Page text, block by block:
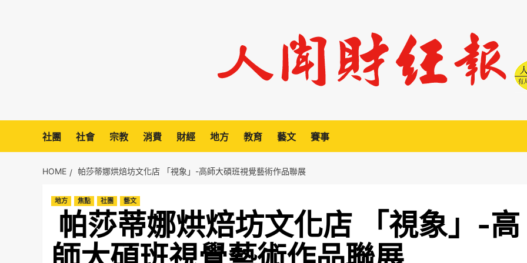
社團 社會 宗教 消費 財經 地方 教育 藝文 賽事
HOME 帕莎蒂娜烘焙坊文化店 「視象」-高師大碩班視覺藝術作品聯展
地方 焦點 社團 藝文
帕莎蒂娜烘焙坊文化店 「視象」-高